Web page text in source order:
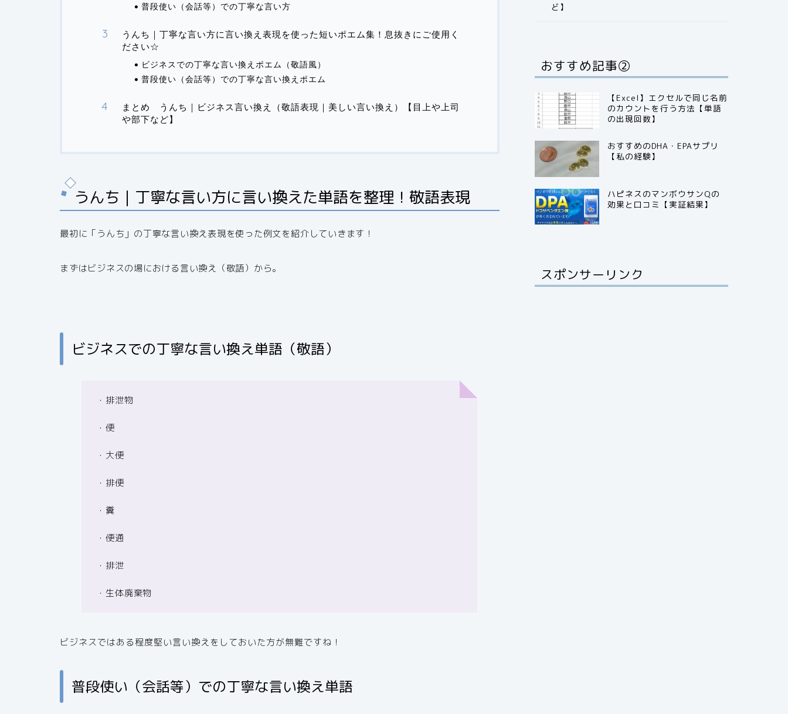
普段使い（会話等）での丁寧な言い方
うんち｜丁寧な言い方に言い換え表現を使った短いポエム集！息抜きにご使用く
ださい☆
ビジネスでの丁寧な言い換えポエム（敬語風）
普段使い（会話等）での丁寧な言い換えポエム
まとめ うんち｜ビジネス言い換え（敬語表現｜美しい言い換え）【目上や上司
や部下など】
うんち｜丁寧な言い方に言い換えた単語を整理！敬語表現
最初に「うんち」の丁寧な言い換え表現を使った例文を紹介していきます！
まずはビジネスの場における言い換え（敬語）から。
ビジネスでの丁寧な言い換え単語（敬語）
・排泄物
・便
・大便
・排便
・糞
・便通
・排泄
・生体廃棄物
ビジネスではある程度堅い言い換えをしておいた方が無難ですね！
普段使い（会話等）での丁寧な言い換え単語
ど】​​​​​​​​​​​​​​​​
おすすめ記事②
【Excel】エクセルで同じ名前
のカウントを行う方法【単語
の出現回数】
おすすめのDHA・EPAサプリ
【私の経験】
ハピネスのマンボウサンQの
効果と口コミ【実証結果】
スポンサーリンク